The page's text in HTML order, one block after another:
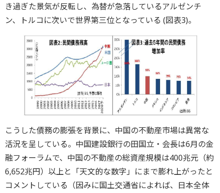
き過ぎた景気が反転し、為替が急落しているアルゼンチ
ン、トルコに次いで世界第三位となっている (図表3)。
こうした債務の膨張を背景に、中国の不動産市場は異常な
活況を呈している。中国建設銀行の田国立・会長は6月の金
融フォーラムで、中国の不動産の総資産規模は400兆元（約
6,652兆円）以上と「天文的な数字」にまで膨れ上がったと
コメントしている（因みに国土交通省によれば、日本全体